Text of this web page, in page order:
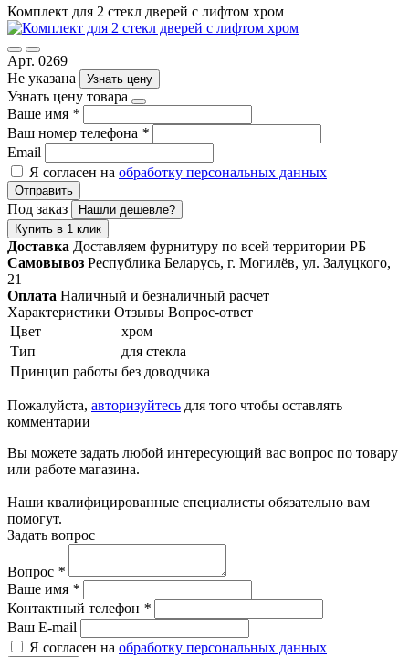
Комплект для 2 стекл дверей с лифтом хром
Арт. 0269
Не указана
Узнать цену
Узнать цену товара
Ваше имя *
Ваш номер телефона *
Email
Я согласен на обработку персональных данных
Отправить
Под заказ
Нашли дешевле?
Купить в 1 клик
Доставка Доставляем фурнитуру по всей территории РБ
Самовывоз Республика Беларусь, г. Могилёв, ул. Залуцкого,
21
Оплата Наличный и безналичный расчет
Характеристики Отзывы Вопрос-ответ
Цвет
хром
Тип
для стекла
Принцип работы без доводчика
Пожалуйста, авторизуйтесь для того чтобы оставлять
комментарии
Вы можете задать любой интересующий вас вопрос по товару
или работе магазина.
Наши квалифицированные специалисты обязательно вам
помогут.
Задать вопрос
Вопрос *
Ваше имя *
Контактный телефон *
Ваш E-mail
Я согласен на обработку персональных данных